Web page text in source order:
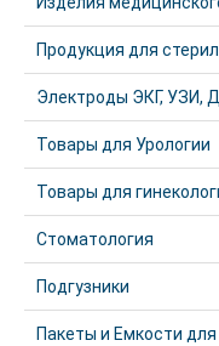
Продукция для
Электроды ЭКГ, УЗИ,
Товары для Урологии
Товары для
Стоматология
Подгузники
Пакеты и Емкости